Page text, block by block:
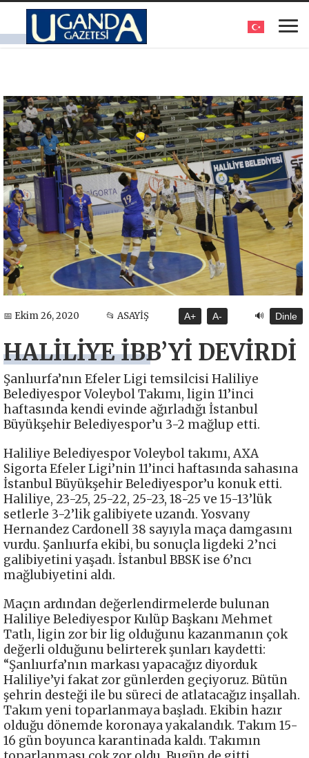
📅 Ekim 26, 2020 📂 ASAYİŞ A+ A- 🔊 Dinle
HALİLİYE İBB’Yİ DEVİRDİ
Şanlıurfa’nın Efeler Ligi temsilcisi Haliliye
Belediyespor Voleybol Takımı, ligin 11’inci
haftasında kendi evinde ağırladığı İstanbul
Büyükşehir Belediyespor’u 3-2 mağlup etti.
Haliliye Belediyespor Voleybol takımı, AXA
Sigorta Efeler Ligi’nin 11’inci haftasında sahasına
İstanbul Büyükşehir Belediyespor’u konuk etti.
Haliliye, 23-25, 25-22, 25-23, 18-25 ve 15-13’lük
setlerle 3-2’lik galibiyete uzandı. Yosvany
Hernandez Cardonell 38 sayıyla maça damgasını
vurdu. Şanlıurfa ekibi, bu sonuçla ligdeki 2’nci
galibiyetini yaşadı. İstanbul BBSK ise 6’ncı
mağlubiyetini aldı.
Maçın ardından değerlendirmelerde bulunan
Haliliye Belediyespor Kulüp Başkanı Mehmet
Tatlı, ligin zor bir lig olduğunu kazanmanın çok
değerli olduğunu belirterek şunları kaydetti:
“Şanlıurfa’nın markası yapacağız diyorduk
Haliliye’yi fakat zor günlerden geçiyoruz. Bütün
şehrin desteği ile bu süreci de atlatacağız inşallah.
Takım yeni toparlanmaya başladı. Ekibin hazır
olduğu dönemde koronaya yakalandık. Takım 15-
16 gün boyunca karantinada kaldı. Takımın